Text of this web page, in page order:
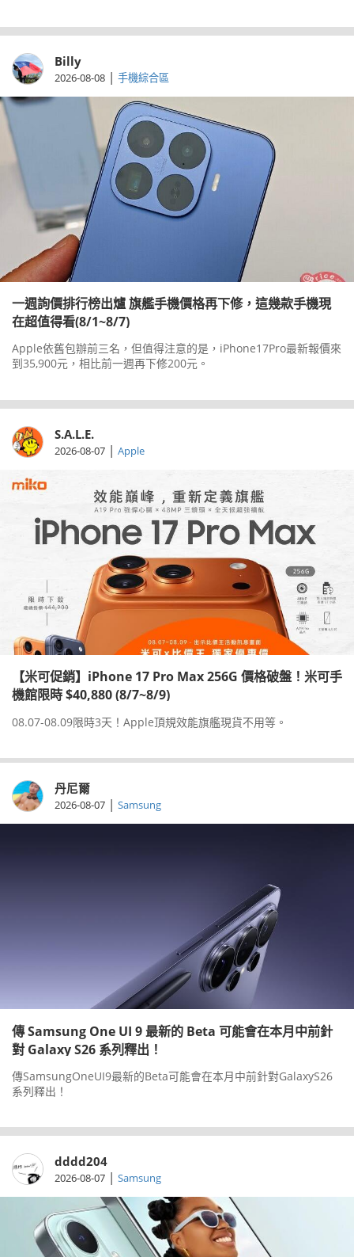
Billy
2026-08-08 | 手機綜合區
一週詢價排行榜出爐 旗艦手機價格再下修，這幾款手機現
在超值得看(8/1~8/7)
Apple依舊包辦前三名，但值得注意的是，iPhone17Pro最新報價來
到35,900元，相比前一週再下修200元。
S.A.L.E.
2026-08-07 | Apple
【米可促銷】iPhone 17 Pro Max 256G 價格破盤！米可手
機館限時 $40,880 (8/7~8/9)
08.07-08.09限時3天！Apple頂規效能旗艦現貨不用等。
丹尼爾
2026-08-07 | Samsung
傳 Samsung One UI 9 最新的 Beta 可能會在本月中前針
對 Galaxy S26 系列釋出！
傳SamsungOneUI9最新的Beta可能會在本月中前針對GalaxyS26
系列釋出！
dddd204
2026-08-07 | Samsung